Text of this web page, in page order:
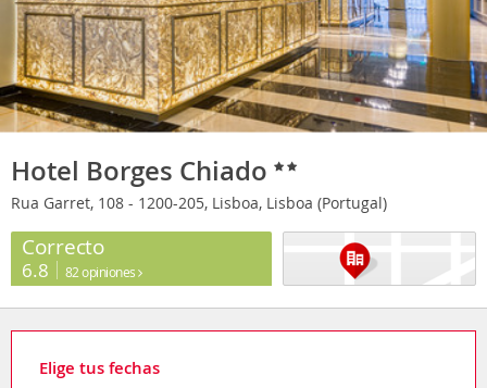
Hotel Borges Chiado
Rua Garret, 108 - 1200-205, Lisboa, Lisboa (Portugal)
Correcto
6.8 82 opiniones
Elige tus fechas